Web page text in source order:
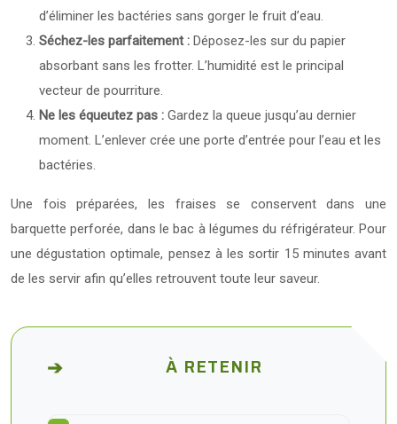
d’éliminer les bactéries sans gorger le fruit d’eau.
Séchez-les parfaitement : Déposez-les sur du papier
absorbant sans les frotter. L’humidité est le principal
vecteur de pourriture.
Ne les équeutez pas : Gardez la queue jusqu’au dernier
moment. L’enlever crée une porte d’entrée pour l’eau et les
bactéries.
Une fois préparées, les fraises se conservent dans une
barquette perforée, dans le bac à légumes du réfrigérateur. Pour
une dégustation optimale, pensez à les sortir 15 minutes avant
de les servir afin qu’elles retrouvent toute leur saveur.
À RETENIR